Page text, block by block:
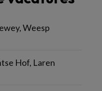
Weesp
Hof, Laren